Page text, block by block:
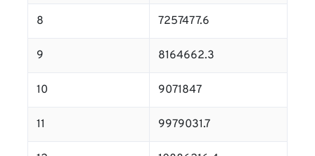
8 7257477.6
9 8164662.3
10 9071847
11 9979031.7